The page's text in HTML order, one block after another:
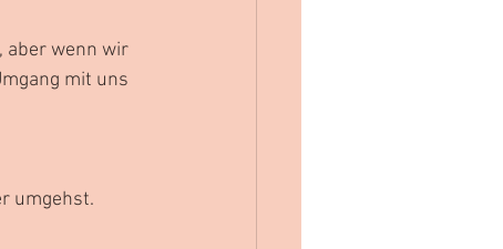
aber wenn wir
mit uns
umgehst.